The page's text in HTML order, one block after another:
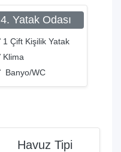
4. Yatak Odası
1 Çift Kişilik Yatak
Klima
Banyo/WC
Havuz Tipi